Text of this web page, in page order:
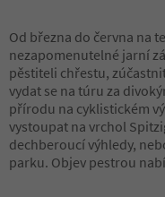
Od března do června na
nezapomenutelné jarní
pěstiteli chřestu,
vydat se na túru za
přírodu na cyklistickém
vystoupat na vrchol
dechberoucí výhledy,
parku. Objev pestrou